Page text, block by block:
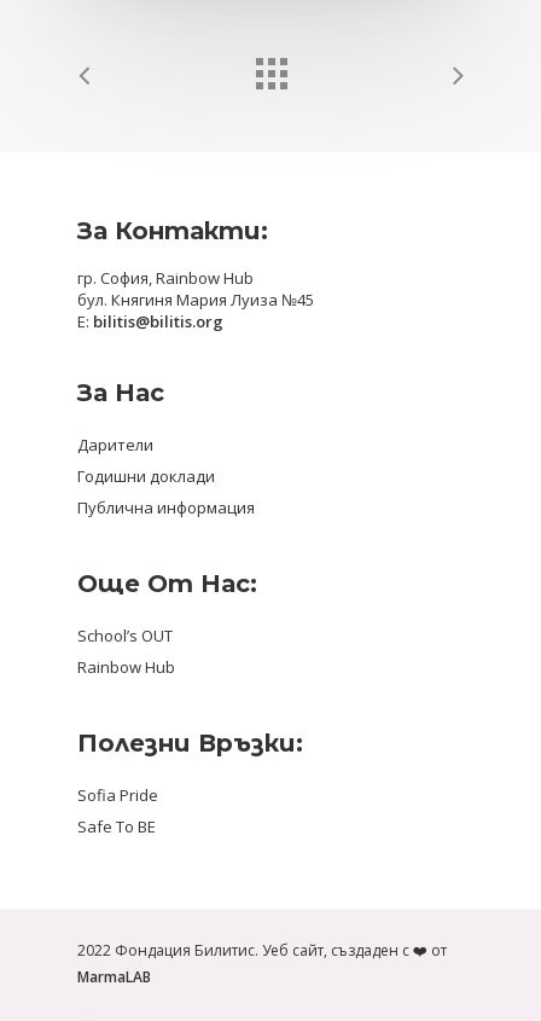
За Контакти:
гр. София, Rainbow Hub
бул. Княгиня Мария Луиза №45
E: bilitis@bilitis.org
За Нас
Дарители
Годишни доклади
Публична информация
Още От Нас:
School’s OUT
Rainbow Hub
Полезни Връзки:
Sofia Pride
Safe To BE
2022 Фондация Билитис. Уеб сайт, създаден с ❤️ от
MarmaLAB